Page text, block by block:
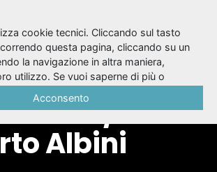
/
Albini
cookie tecnici. Cliccando sul tasto
questa pagina, cliccando su un
la navigazione in altra maniera,
utilizzo. Se vuoi saperne di più o
Acconsento